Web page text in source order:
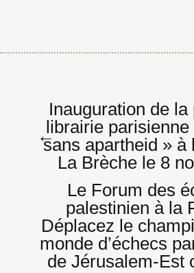
Navigation
de
l’article
←
Inauguration de
librairie
sans apartheid » à
La Brèche le 8
Le Forum des
palestinien à la
Déplacez le
monde d’échecs
de Jérusalem-Est